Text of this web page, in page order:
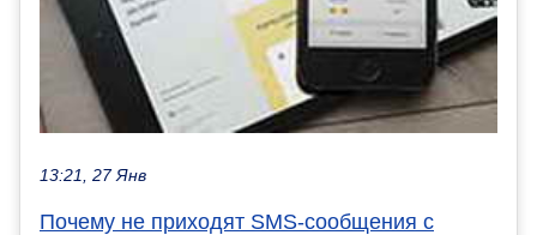
13:21, 27 Янв
Почему не приходят SMS-сообщения с